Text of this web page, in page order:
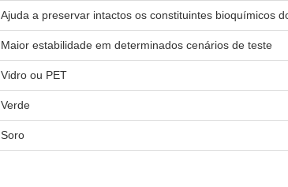
Ajuda a preservar intactos os constituintes bioquímicos
Maior estabilidade em determinados cenários de teste
Vidro ou PET
Verde
Soro